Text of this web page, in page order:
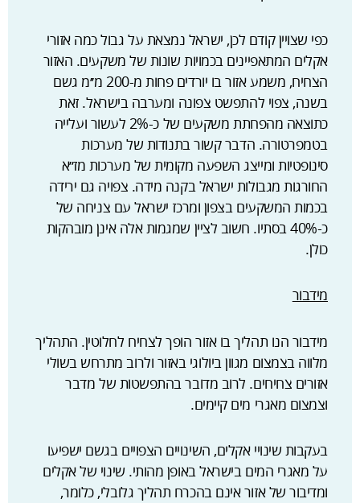
כפי שצויין קודם לכן, ישראל נמצאת על גבול כמה אזורי
אקלים המתאפיינים בכמויות שונות של משקעים. האזור
הצחיח, משמע אזור בו יורדים פחות מ-200 מ׳׳מ גשם
בשנה, צפוי להתפשט צפונה ומערבה בישראל. זאת
כתוצאה מהפחתת משקעים של כ-2% לעשור ועלייה
בטמפרטורה. הדבר קשור בתנודות של מערכות
סינופטיות ומייצג השפעה מקומית של מערכות מז׳׳א
החורגות מגבולות ישראל בקנה מידה. צפויה גם ירידה
בכמות המשקעים בצפון ומרכז ישראל עם צניחה של
כ-40% בסתיו. חשוב לציין שמגמות אלה אינן מובהקות
כולן.
מידבור
מידבור הנו תהליך בו אזור הופך לצחיח לחלוטין. התהליך
מלווה בצמצום מגוון ביולוגי באזור ולרוב מתרחש בשולי
אזורים צחיחים. לרוב מדובר בהתפשטות של מדבר
וצמצום מאגרי מים קיימים.
בעקבות שינויי אקלים, השינויים הצפויים בגשם ישפיעו
על מאגרי המים בישראל באופן מהותי. שינוי של אקלים
ומדיבור של אזור אינם בהכרח תהליך גלובלי, כלומר,